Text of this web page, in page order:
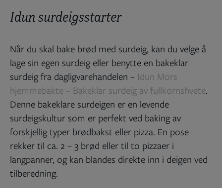
Idun surdeigsstarter
Når du skal bake brød med surdeig, kan du velge å
lage sin egen surdeig eller benytte en bakeklar
surdeig fra dagligvarehandelen – Idun Mors
hjemmebakte – Bakeklar surdeig av fullkornshvete.
Denne bakeklare surdeigen er en levende
surdeigskultur som er perfekt ved baking av
forskjellig typer brødbakst eller pizza. En pose
rekker til ca. 2 – 3 brød eller til to pizzaer i
langpanner, og kan blandes direkte inn i deigen ved
tilberedning.